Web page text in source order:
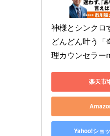
神様とシンクロ
どんどん叶う「
理カウンセラー
楽天市
Yahoo!ショ